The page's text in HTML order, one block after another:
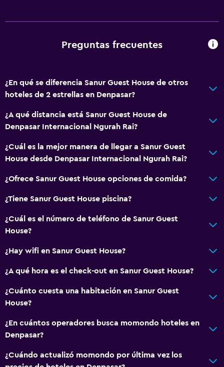
Preguntas frecuentes
¿En qué se diferencia Sanur Guest House de otros
hoteles de 2 estrellas en Denpasar?
¿A qué distancia está Sanur Guest House de
Denpasar Internacional Ngurah Rai?
¿Cuál es la mejor manera de llegar a Sanur Guest
House desde Denpasar Internacional Ngurah Rai?
¿Ofrece Sanur Guest House opciones de comida?
¿Tiene Sanur Guest House piscina?
¿Cuál es el número de teléfono de Sanur Guest
House?
¿Hay wifi en Sanur Guest House?
¿A qué hora es el check-out en Sanur Guest House?
¿Cuánto cuesta una habitación en Sanur Guest
House?
¿En cuántos operadores busca momondo hoteles en
Denpasar?
¿Cuándo actualizó momondo por última vez los